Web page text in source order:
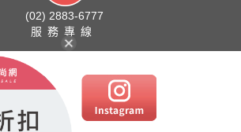
(02) 2883-6777
服務專線